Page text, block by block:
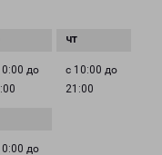
до
с 10:00 до
21:00
до